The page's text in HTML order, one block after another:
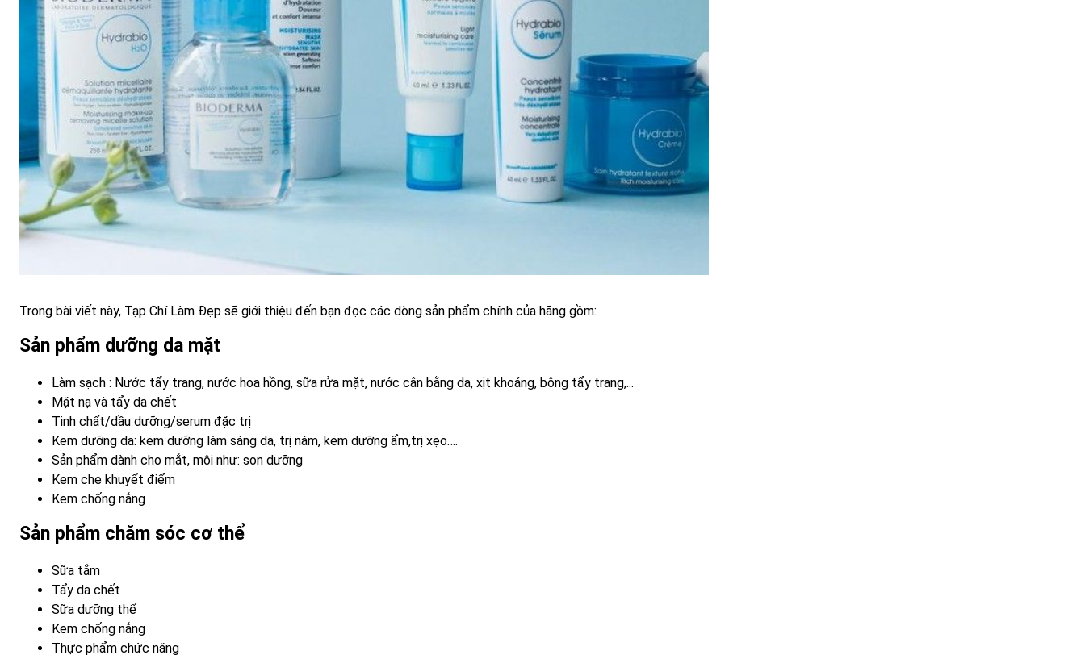
Trong bài viết này, Tạp Chí Làm Đẹp sẽ giới thiệu đến bạn đọc các dòng sản phẩm chính của hãng gồm:
Sản phẩm dưỡng da mặt
Làm sạch : Nước tẩy trang, nước hoa hồng, sữa rửa mặt, nước cân bằng da, xịt khoáng, bông tẩy trang,...
Mặt nạ và tẩy da chết
Tinh chất/dầu dưỡng/serum đặc trị
Kem dưỡng da: kem dưỡng làm sáng da, trị nám, kem dưỡng ẩm,trị xẹo….
Sản phẩm dành cho mắt, môi như: son dưỡng
Kem che khuyết điểm
Kem chống nắng
Sản phẩm chăm sóc cơ thể
Sữa tắm
Tẩy da chết
Sữa dưỡng thể
Kem chống nắng
Thực phẩm chức năng